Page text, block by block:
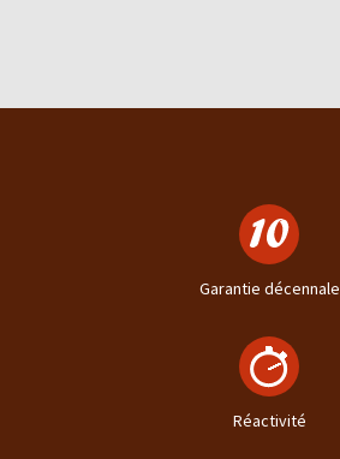
Garantie décennale
Réactivité